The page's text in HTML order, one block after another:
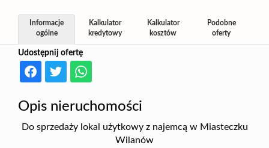
Udostępnij ofertę
Informacje
ogólne
Kalkulator
kredytowy
Kalkulator
kosztów
Podobne
oferty
Opis nieruchomości
Do sprzedaży lokal użytkowy z najemcą w Miasteczku
Wilanów